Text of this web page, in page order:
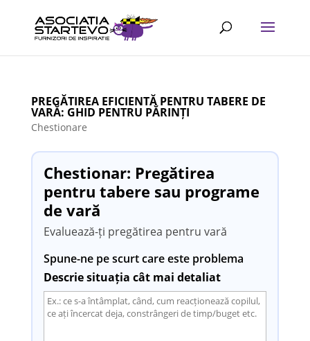
PREGĂTIREA EFICIENTĂ PENTRU TABERE DE
VARĂ: GHID PENTRU PĂRINȚI
Chestionare
Chestionar: Pregătirea
pentru tabere sau programe
de vară
Evaluează-ți pregătirea pentru vară
Spune-ne pe scurt care este problema
Descrie situația cât mai detaliat